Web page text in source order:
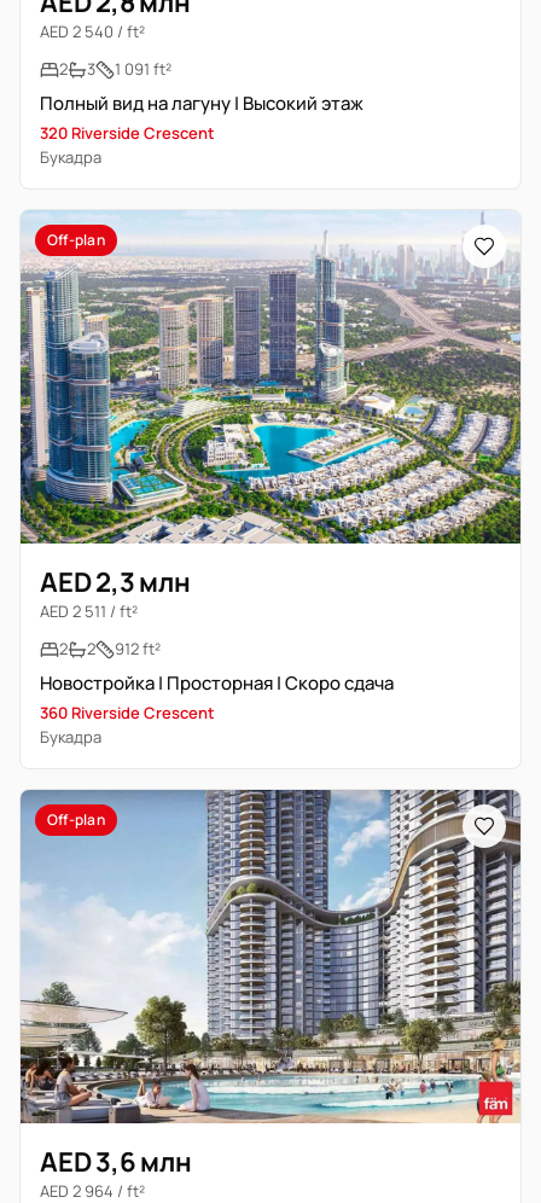
AED 2 540 / ft²
2
3 1 091 ft²
Полный вид на лагуну | Высокий этаж
320 Riverside Crescent
Букадра
Off-plan
AED 2,3 млн
AED 2 511 / ft²
2
2 912 ft²
Новостройка | Просторная | Скоро сдача
360 Riverside Crescent
Букадра
Off-plan
AED 3,6 млн
AED 2 964 / ft²